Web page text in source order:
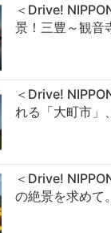
＜Drive!
景！三豊～観音
＜Drive!
れる「大町市」
＜Drive!
の絶景を求めて